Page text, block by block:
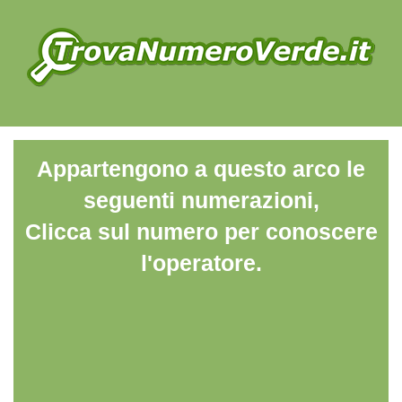
Appartengono a questo arco le
seguenti numerazioni,
Clicca sul numero per conoscere
l'operatore.